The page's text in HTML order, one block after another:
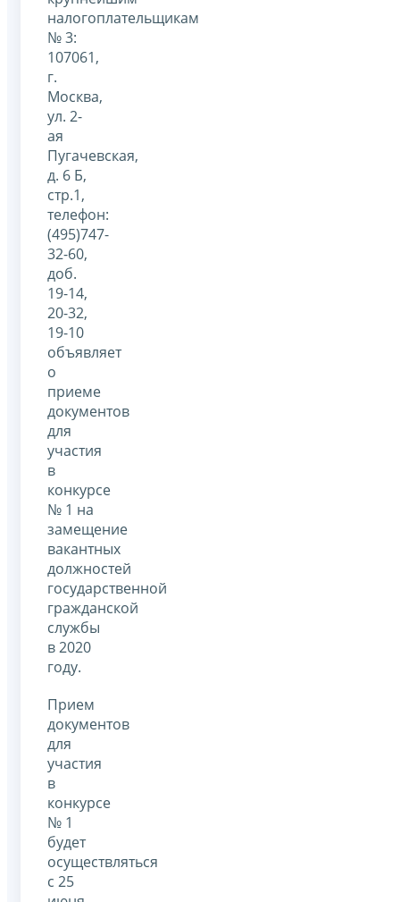
налогоплательщикам
№ 3:
107061,
г.
Москва,
ул. 2-
ая
Пугачевская,
д. 6 Б,
стр.1,
телефон:
(495)747-
32-60,
доб.
19-14,
20-32,
19-10
объявляет
о
приеме
документов
для
участия
в
конкурсе
№ 1 на
замещение
вакантных
должностей
государственной
гражданской
службы
в 2020
году.
Прием
документов
для
участия
в
конкурсе
№ 1
будет
осуществляться
с 25